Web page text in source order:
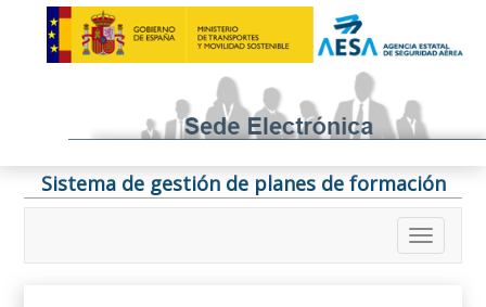
Sistema de gestión de planes de formación